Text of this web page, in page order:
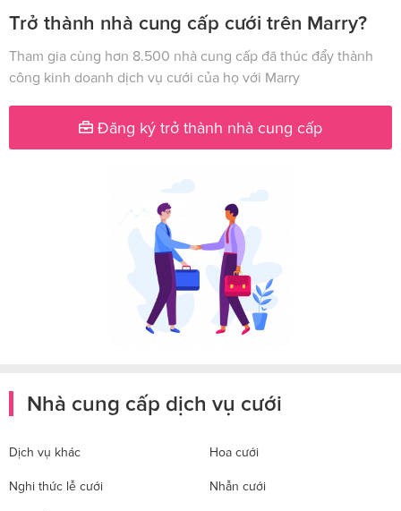
Trở thành nhà cung cấp cưới trên Marry?
Tham gia cùng hơn 8.500 nhà cung cấp đã thúc đẩy thành
công kinh doanh dịch vụ cưới của họ với Marry
Đăng ký trở thành nhà cung cấp
Nhà cung cấp dịch vụ cưới
Dịch vụ khác Hoa cưới
Nghi thức lễ cưới Nhẫn cưới